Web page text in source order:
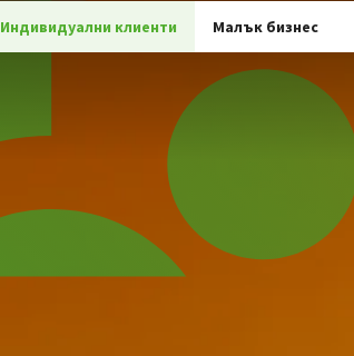
Индивидуални клиенти Малък бизнес